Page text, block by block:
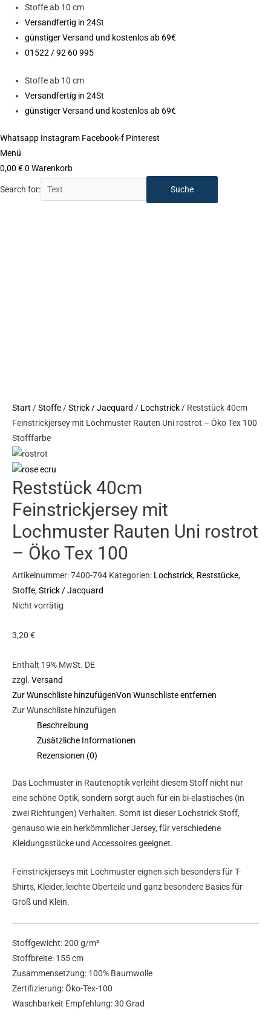
Zum
Inhalt
springen
Stoffe ab 10 cm
Versandfertig in 24St
günstiger Versand und kostenlos ab 69€
01522 / 92 60 995
Stoffe ab 10 cm
Versandfertig in 24St
günstiger Versand und kostenlos ab 69€
Whatsapp Instagram Facebook-f Pinterest
Menü
0,00 €0 Warenkorb
Search for:
Start /Stoffe /Strick / Jacquard / Lochstrick / Reststück 40cm
Feinstrickjersey mit Lochmuster Rauten Uni rostrot – Öko Tex 100
Stofffarbe
Reststück 40cm
Feinstrickjersey mit
Lochmuster Rauten Uni rostrot
– Öko Tex 100
Artikelnummer:7400-794 Kategorien: Lochstrick, Reststücke,
Stoffe, Strick / Jacquard
Nicht vorrätig
3,20 €
Enthält 19% MwSt. DE
zzgl. Versand
Zur Wunschliste hinzufügenVon Wunschliste entfernen
Zur Wunschliste hinzufügen
Beschreibung
Zusätzliche Informationen
Rezensionen (0)
Das Lochmuster in Rautenoptik verleiht diesem Stoff nicht nur
eine schöne Optik, sondern sorgt auch für ein bi-elastisches (in
zwei Richtungen) Verhalten. Somit ist dieser Lochstrick Stoff,
genauso wie ein herkömmlicher Jersey, für verschiedene
Kleidungsstücke und Accessoires geeignet.
Feinstrickjerseys mit Lochmuster eignen sich besonders für T-
Shirts, Kleider, leichte Oberteile und ganz besondere Basics für
Groß und Klein.
Stoffgewicht: 200 g/m²
Stoffbreite: 155 cm
Zusammensetzung: 100% Baumwolle
Zertifizierung: Öko-Tex-100
Waschbarkeit Empfehlung: 30 Grad